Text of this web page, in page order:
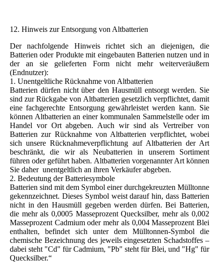
12. Hinweis zur Entsorgung von Altbatterien
Der nachfolgende Hinweis richtet sich an diejenigen, die
Batterien oder Produkte mit eingebauten Batterien nutzen und in
der an sie gelieferten Form nicht mehr weiterveräußern
(Endnutzer):
1. Unentgeltliche Rücknahme von Altbatterien
Batterien dürfen nicht über den Hausmüll entsorgt werden. Sie
sind zur Rückgabe von Altbatterien gesetzlich verpflichtet, damit
eine fachgerechte Entsorgung gewährleistet werden kann. Sie
können Altbatterien an einer kommunalen Sammelstelle oder im
Handel vor Ort abgeben. Auch wir sind als Vertreiber von
Batterien zur Rücknahme von Altbatterien verpflichtet, wobei
sich unsere Rücknahmeverpflichtung auf Altbatterien der Art
beschränkt, die wir als Neubatterien in unserem Sortiment
führen oder geführt haben. Altbatterien vorgenannter Art können
Sie daher unentgeltlich an ihren Verkäufer abgeben.
2. Bedeutung der Batteriesymbole
Batterien sind mit dem Symbol einer durchgekreuzten Mülltonne
gekennzeichnet. Dieses Symbol weist darauf hin, dass Batterien
nicht in den Hausmüll gegeben werden dürfen. Bei Batterien,
die mehr als 0,0005 Masseprozent Quecksilber, mehr als 0,002
Masseprozent Cadmium oder mehr als 0,004 Masseprozent Blei
enthalten, befindet sich unter dem Mülltonnen-Symbol die
chemische Bezeichnung des jeweils eingesetzten Schadstoffes –
dabei steht "Cd" für Cadmium, "Pb" steht für Blei, und "Hg" für
Quecksilber.“